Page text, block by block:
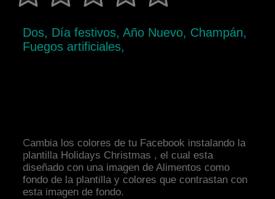
Dos, Día festivos, Año Nuevo, Champán,
Fuegos artificiales,
Cambia los colores de tu Facebook instalando la
plantilla Holidays Christmas , el cual esta
diseñado con una imagen de Alimentos como
fondo de la plantilla y colores que contrastan con
esta imagen de fondo.